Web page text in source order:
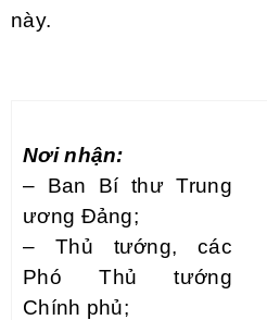
này.
Nơi nhận:
– Ban Bí thư Trung
ương Đảng;
– Thủ tướng, các
Phó Thủ tướng
Chính phủ;